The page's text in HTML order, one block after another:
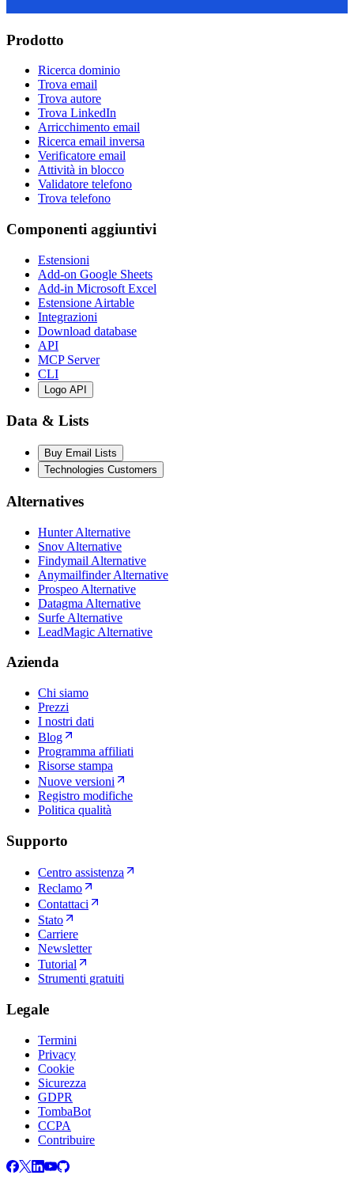
Prodotto
Ricerca dominio
Trova email
Trova autore
Trova LinkedIn
Arricchimento email
Ricerca email inversa
Verificatore email
Attività in blocco
Validatore telefono
Trova telefono
Componenti aggiuntivi
Estensioni
Add-on Google Sheets
Add-in Microsoft Excel
Estensione Airtable
Integrazioni
Download database
API
MCP Server
CLI
Logo API
Data & Lists
Buy Email Lists
Technologies Customers
Alternatives
Hunter Alternative
Snov Alternative
Findymail Alternative
Anymailfinder Alternative
Prospeo Alternative
Datagma Alternative
Surfe Alternative
LeadMagic Alternative
Azienda
Chi siamo
Prezzi
I nostri dati
Blog
Programma affiliati
Risorse stampa
Nuove versioni
Registro modifiche
Politica qualità
Supporto
Centro assistenza
Reclamo
Contattaci
Stato
Carriere
Newsletter
Tutorial
Strumenti gratuiti
Legale
Termini
Privacy
Cookie
Sicurezza
GDPR
TombaBot
CCPA
Contribuire